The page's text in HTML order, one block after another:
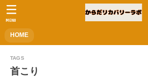
HOME
MENU
首こり